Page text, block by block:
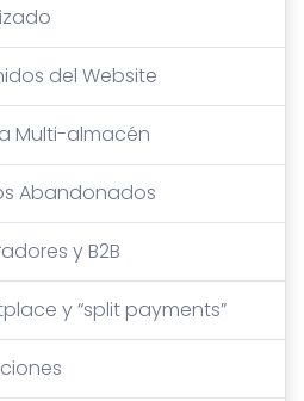
del Website
Multi-almacén
Abandonados
y B2B
y “split payments”